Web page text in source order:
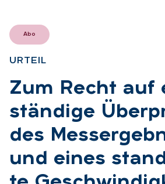
Abo
UR­TEIL
:
Zum Recht auf
stän­di­ge
des
und ei­nes